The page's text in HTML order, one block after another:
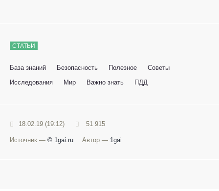
СТАТЬИ
База знаний Безопасность Полезное
Советы
Исследования
Мир Важно знать ПДД
18.02.19 (19:12) 51 915
Источник — © 1gai.ru Автор — 1gai